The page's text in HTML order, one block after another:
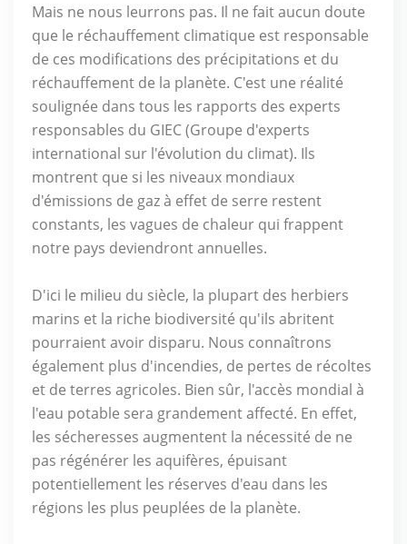
Mais ne nous leurrons pas. Il ne fait aucun doute
que le réchauffement climatique est responsable
de ces modifications des précipitations et du
réchauffement de la planète. C'est une réalité
soulignée dans tous les rapports des experts
responsables du GIEC (Groupe d'experts
international sur l'évolution du climat). Ils
montrent que si les niveaux mondiaux
d'émissions de gaz à effet de serre restent
constants, les vagues de chaleur qui frappent
notre pays deviendront annuelles.
D'ici le milieu du siècle, la plupart des herbiers
marins et la riche biodiversité qu'ils abritent
pourraient avoir disparu. Nous connaîtrons
également plus d'incendies, de pertes de récoltes
et de terres agricoles. Bien sûr, l'accès mondial à
l'eau potable sera grandement affecté. En effet,
les sécheresses augmentent la nécessité de ne
pas régénérer les aquifères, épuisant
potentiellement les réserves d'eau dans les
régions les plus peuplées de la planète.